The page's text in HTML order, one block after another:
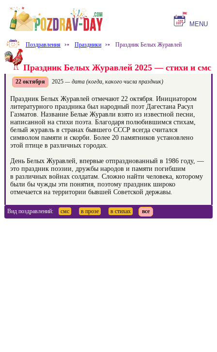
MENU
Поздравления ⤐ Праздники ⤐ Праздник Белых Журавлей
Праздник Белых Журавлей 2025 — стихи и смс
22 октября 2025 — дата (когда, какого числа праздник)
Праздник Белых Журавлей отмечают 22 октября. Инициатором
литературного праздника был народный поэт Дагестана Расул
Газматов. Название Белые Журавли взято из известной песни,
написанной на стихи поэта. Благодаря полюбившимся стихам,
белый журавль в странах бывшего СССР всегда считался
символом памяти и скорби. Более 20 памятников установлено
этой птице в различных городах.
День Белых Журавлей, впервые отпразднованный в 1986 году, —
это праздник поэзии, дружбы народов и памяти погибшим
в различных войнах солдатам. Сложно найти человека, которому
были бы чужды эти понятия, поэтому праздник широко
отмечается на территории бывшей Советской державы.
Вид поздравлений: смс в прозе в стихах все